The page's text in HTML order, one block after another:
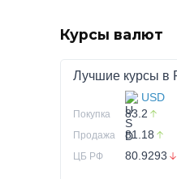
Курсы валют
Лучшие курсы в
USD
Покупка 83.2
Продажа 81.18
ЦБ РФ 80.9293